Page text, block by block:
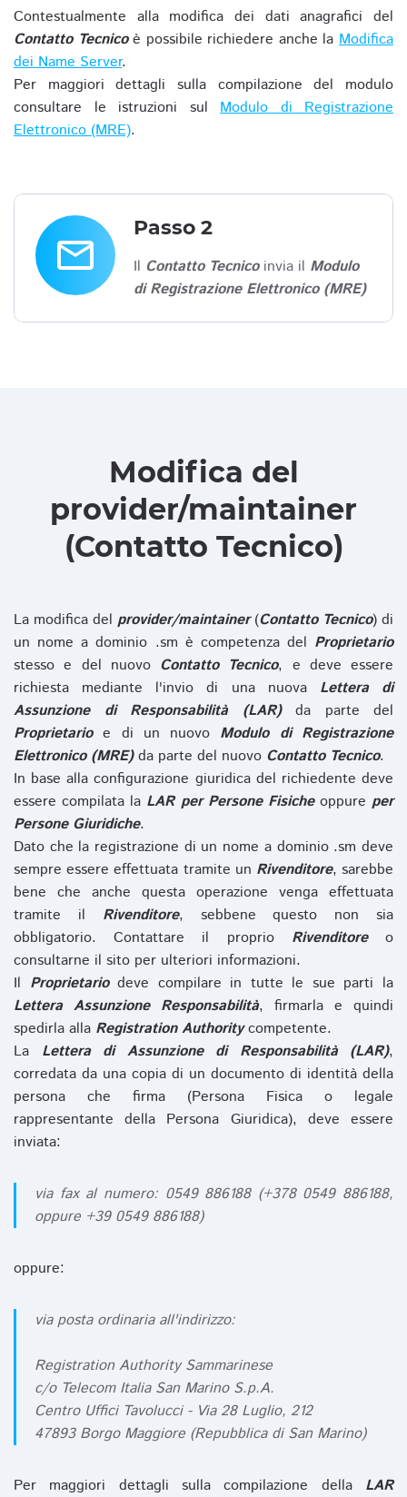
Contestualmente alla modifica dei dati anagrafici del
Contatto Tecnicoè possibile richiedere anche laModifica
dei Name Server.
Per maggiori dettagli sulla compilazione del modulo
consultare le istruzioni sul Modulo di Registrazione
Elettronico (MRE).
email
Passo 2
Il Contatto Tecnicoinvia il Modulo
di Registrazione Elettronico (MRE)
Modifica del
provider/maintainer
(Contatto Tecnico)
La modifica del provider/maintainer(Contatto Tecnico) di
un nome a dominio .sm è competenza del Proprietario
stesso e del nuovo Contatto Tecnico, e deve essere
richiesta mediante l'invio di una nuova Lettera di
Assunzione di Responsabilità (LAR)da parte del
Proprietarioe di un nuovo Modulo di Registrazione
Elettronico (MRE)da parte del nuovo Contatto Tecnico.
In base alla configurazione giuridica del richiedente deve
essere compilata la LAR per Persone Fisicheoppure per
Persone Giuridiche.
Dato che la registrazione di un nome a dominio .sm deve
sempre essere effettuata tramite un Rivenditore, sarebbe
bene che anche questa operazione venga effettuata
tramite il Rivenditore, sebbene questo non sia
obbligatorio. Contattare il proprio Rivenditoreo
consultarne il sito per ulteriori informazioni.
Il Proprietariodeve compilare in tutte le sue parti la
Lettera Assunzione Responsabilità, firmarla e quindi
spedirla alla Registration Authoritycompetente.
La Lettera di Assunzione di Responsabilità (LAR),
corredata da una copia di un documento di identità della
persona che firma (Persona Fisica o legale
rappresentante della Persona Giuridica), deve essere
inviata:
via fax al numero: 0549 886188 (+378 0549 886188,
oppure +39 0549 886188)
oppure:
via posta ordinaria all'indirizzo:
Registration Authority Sammarinese
c/o Telecom Italia San Marino S.p.A.
Centro Uffici Tavolucci - Via 28 Luglio, 212
47893 Borgo Maggiore (Repubblica di San Marino)
Per maggiori dettagli sulla compilazione della LAR